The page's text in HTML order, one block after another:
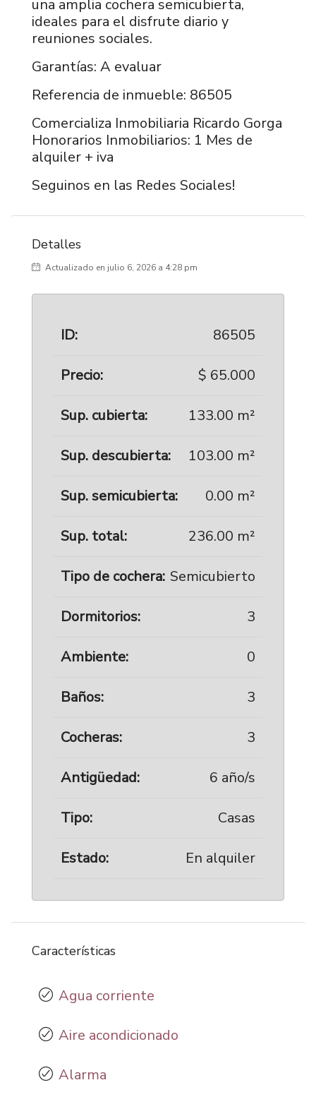
una amplia cochera semicubierta,
ideales para el disfrute diario y
reuniones sociales.
Garantías: A evaluar
Referencia de inmueble: 86505
Comercializa Inmobiliaria Ricardo Gorga
Honorarios Inmobiliarios: 1 Mes de
alquiler + iva
Seguinos en las Redes Sociales!
Detalles
Actualizado en julio 6, 2026 a 4:28 pm
ID: 86505
Precio: $ 65.000
Sup. cubierta: 133.00 m²
Sup. descubierta: 103.00 m²
Sup. semicubierta: 0.00 m²
Sup. total: 236.00 m²
Tipo de cochera: Semicubierto
Dormitorios: 3
Ambiente: 0
Baños: 3
Cocheras: 3
Antigüedad: 6 año/s
Tipo: Casas
Estado: En alquiler
Características
Agua corriente
Aire acondicionado
Alarma